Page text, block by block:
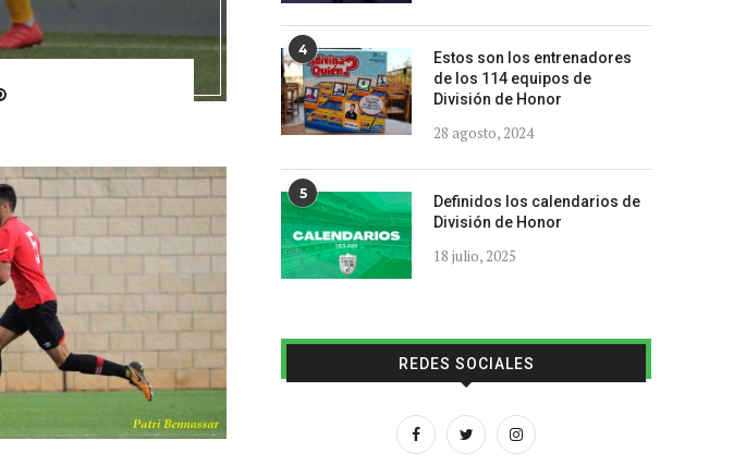
4
Estos son los entrenadores
de los 114 equipos de
División de Honor
28 agosto, 2024
5
Definidos los calendarios de
División de Honor
18 julio, 2025
REDES SOCIALES